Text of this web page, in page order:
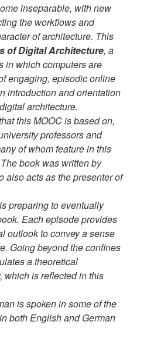
inseparable, with new
the workflows and
of architecture. This
of Digital Architecture, a
in which computers are
engaging, episodic online
introduction and orientation
architecture.
this MOOC is based on,
professors and
of whom feature in this
book was written by
also acts as the presenter of
preparing to eventually
Each episode provides
outlook to convey a sense
Going beyond the confines
a theoretical
which is reflected in this
is spoken in some of the
both English and German